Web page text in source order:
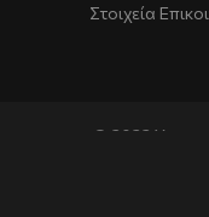
Στοιχεία
© 2022